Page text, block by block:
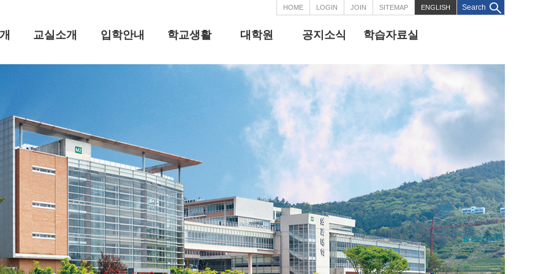
HOME LOGIN JOIN SITEMAP ENGLISH Search
교실소개 입학안내 학교생활 대학원 공지소식 학습자료실